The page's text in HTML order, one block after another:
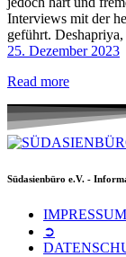
Interviews mit der
geführt. Deshapriya,
25. Dezember 2023
Read more
Südasienbüro e.V. -
IMPRESSUM
➲